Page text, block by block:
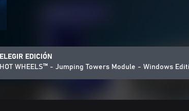
ELEGIR EDICIÓN
HOT WHEELS™ - Jumping Towers Module - Windows